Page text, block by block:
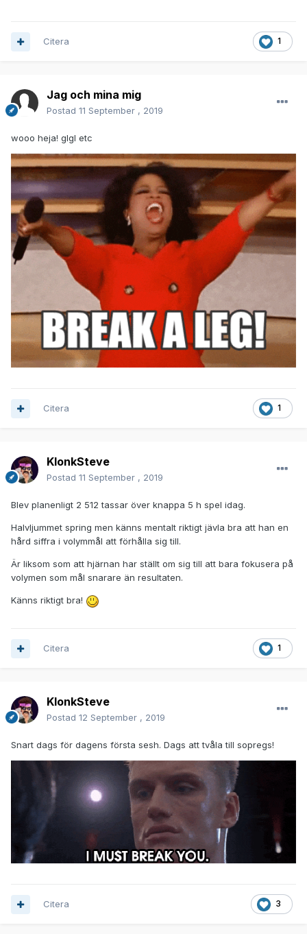
1
Citera
Jag och mina mig
Postad 11 September , 2019
wooo heja! glgl etc
1
Citera
KlonkSteve
Postad 11 September , 2019
Blev planenligt 2 512 tassar över knappa 5 h spel idag.
Halvljummet spring men känns mentalt riktigt jävla bra att han en
hård siffra i volymmål att förhålla sig till.
Är liksom som att hjärnan har ställt om sig till att bara fokusera på
volymen som mål snarare än resultaten.
Känns riktigt bra!
1
Citera
KlonkSteve
Postad 12 September , 2019
Snart dags för dagens första sesh. Dags att tvåla till sopregs!
3
Citera